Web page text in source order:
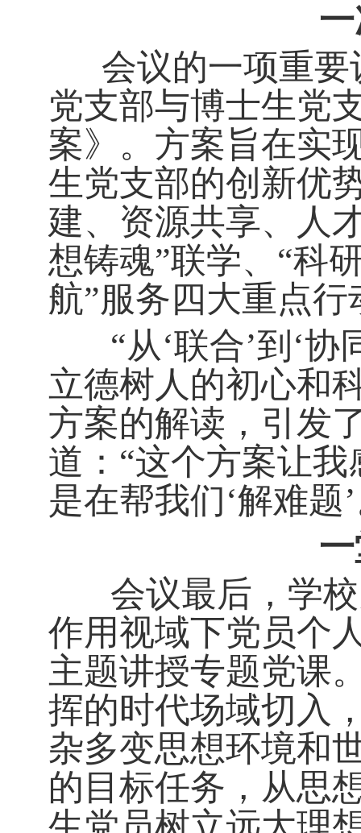
会议的一项重要
党支部与博士生党
案》。方案旨在实
生党支部的创新优
建、资源共享、人
想铸魂”联学、“科
航”服务四大重点行
“从‘联合’到‘协
立德树人的初心和
方案的解读，引发
道：“这个方案让我
是在帮我们‘解难题
会议最后，学校
作用视域下党员个
主题讲授专题党课
挥的时代场域切入
杂多变思想环境和
的目标任务，从思